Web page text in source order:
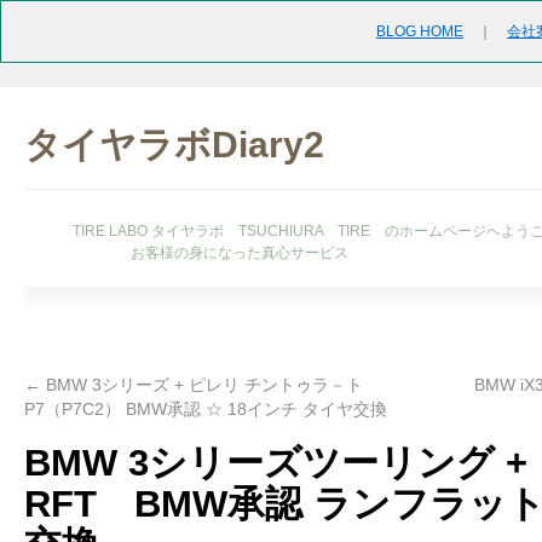
BLOG HOME 会社
タイヤラボDiary2
TIRE LABO タイヤラボ TSUCHIURA TIRE のホームページへよう
お客様の身になった真心サービス
← BMW 3シリーズ + ピレリ チントゥラ－ト
P7（P7C2） BMW承認 ☆ 18インチ タイヤ交換
BMW
BMW 3シリーズツーリング
RFT BMW承認 ランフラ